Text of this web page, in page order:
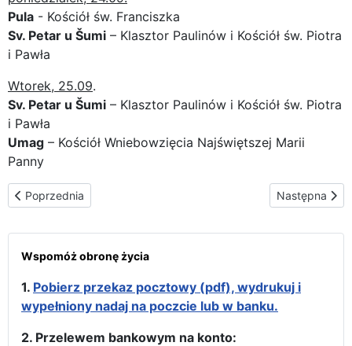
Pula - Kościół św. Franciszka
Sv. Petar u Šumi – Klasztor Paulinów i Kościół św. Piotra
i Pawła
Wtorek, 25.09.
Sv. Petar u Šumi – Klasztor Paulinów i Kościół św. Piotra
i Pawła
Umag – Kościół Wniebowzięcia Najświętszej Marii
Panny
Poprzednia strona: Trasa peregrynacji na Słowenii
Poprzednia Następna
Następna
Wspomóż obronę życia
1. Pobierz przekaz pocztowy (pdf), wydrukuj i
wypełniony nadaj na poczcie lub w banku.
2. Przelewem bankowym na konto: